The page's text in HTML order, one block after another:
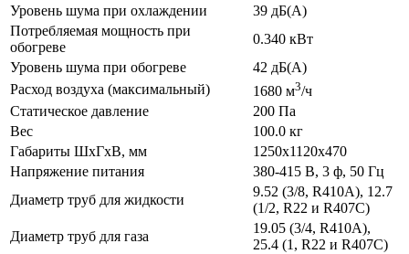
Уровень шума при охлаждении
39 дБ(А)
Потребляемая мощность при
обогреве
0.340 кВт
Уровень шума при обогреве
42 дБ(А)
Расход воздуха (максимальный)
1680 м3/ч
Статическое давление
200 Па
Вес
100.0 кг
Габариты ШхГхВ, мм
1250x1120x470
Напряжение питания
380-415 В, 3 ф, 50 Гц
Диаметр труб для жидкости
9.52 (3/8, R410A), 12.7
(1/2, R22 и R407C)
Диаметр труб для газа
19.05 (3/4, R410A),
25.4 (1, R22 и R407C)